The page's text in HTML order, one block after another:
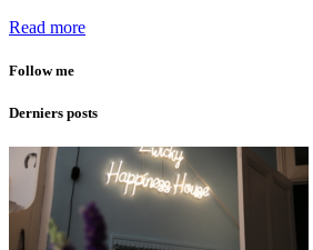
Read more
Follow me
Derniers posts